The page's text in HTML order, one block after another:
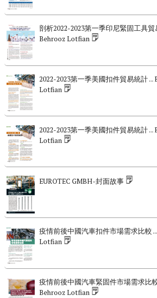
剖析2022-2023第一季印尼緊固工具貿
Behrooz Lotfian
2022-2023第一季美國扣件貿易統計 ...
Lotfian
2022-2023第一季美國扣件貿易統計 ...
Lotfian
EUROTEC GMBH-封面故事
疫情前後中國汽車扣件市場需求比較
Lotfian
疫情前後中國汽車緊固件市場需求比
Behrooz Lotfian